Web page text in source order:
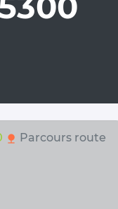
nature Parcours route